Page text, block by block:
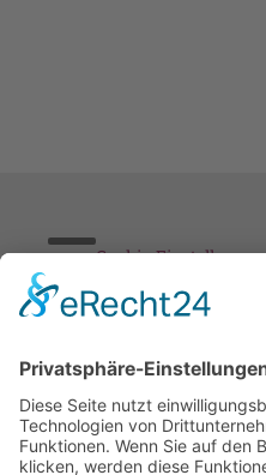
Cookie-Einstellungen